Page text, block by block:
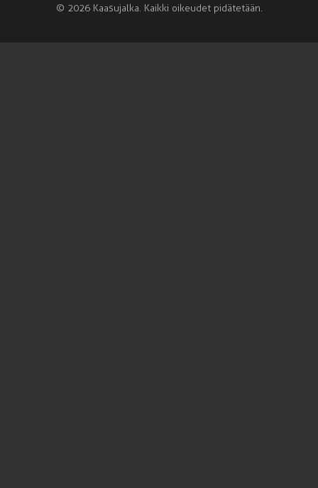
© 2026 Kaasujalka. Kaikki oikeudet pidätetään.